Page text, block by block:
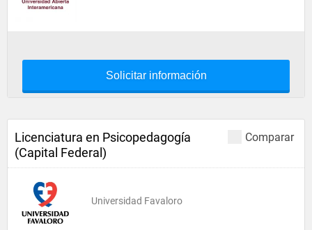
Solicitar información
Comparar
Licenciatura en Psicopedagogía
(Capital Federal)
Universidad Favaloro